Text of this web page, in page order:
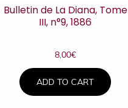
Bulletin de La Diana, Tome
III, n°9, 1886
8,00€
ADD TO CART